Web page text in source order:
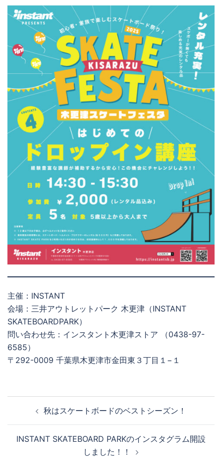
主催：INSTANT
会場：三井アウトレットパーク 木更津（INSTANT
SKATEBOARDPARK）
問い合わせ先：インスタント木更津ストア （0438-97-
6585）
〒292-0009 千葉県木更津市金田東３丁目１−１
ビ
秋はスケートボードのベストシーズン！
INSTANT SKATEBOARD PARKのインスタグラム開設
しました！！